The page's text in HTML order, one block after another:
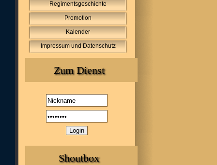
Regimentsgeschichte
Promotion
Kalender
Impressum und Datenschutz
Zum Dienst
Shoutbox